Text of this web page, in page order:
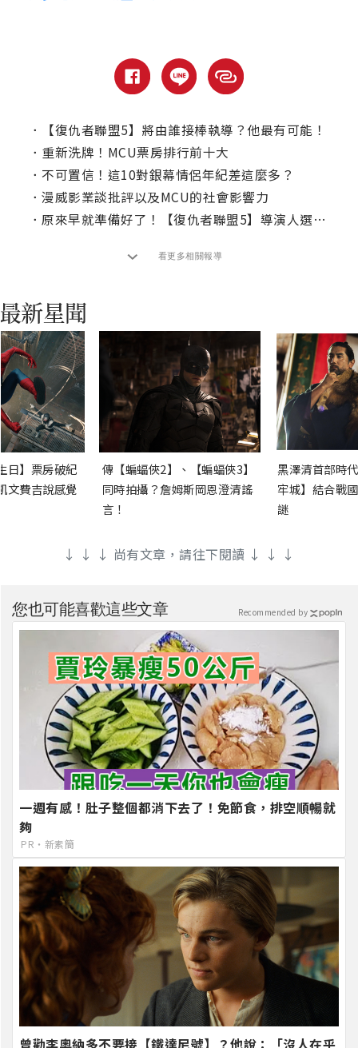
．
【復仇者聯盟5】將由誰接棒執導？他最有可能！
． 重新洗牌！MCU票房排行前十大
． 不可置信！這10對銀幕情侶年紀差這麼多？
． 漫威影業談批評以及MCU的社會影響力
． 原來早就準備好了！【復仇者聯盟5】導演人選曝光
看更多相關報導
日】票房破紀
文費吉說感覺
傳【蝙蝠俠2】、【蝙蝠俠3】
同時拍攝？詹姆斯岡恩澄清謠
言！
黑澤清首部時
牢城】結合戰
謎
↓ ↓ ↓ 尚有文章，請往下閱讀 ↓ ↓ ↓
您也可能喜歡這些文章
一週有感！肚子整個都消下去了！免節食，排空順暢就
夠
PR・新素簡
曾勸李奧納多不要接【鐵達尼號】？他說：「沒人在乎
Recommended by